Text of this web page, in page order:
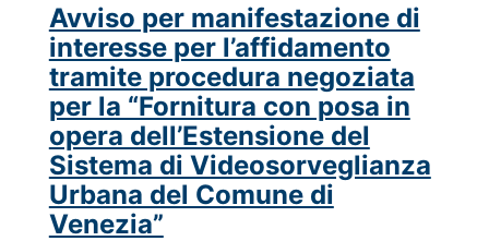
Avviso per manifestazione di
interesse per l’affidamento
tramite procedura negoziata
per la “Fornitura con posa in
opera dell’Estensione del
Sistema di Videosorveglianza
Urbana del Comune di
Venezia”